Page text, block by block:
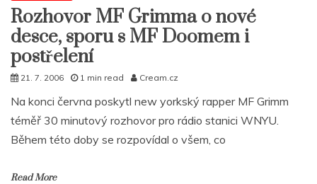
Zho
méně
než
ale
jsem
ani
Rozhovor MF Grimma o nové
desce, sporu s MF Doomem i
postřelení
21. 7. 2006 1 min read Cream.cz
Na konci června poskytl new yorkský rapper MF Grimm
téměř 30 minutový rozhovor pro rádio stanici WNYU.
Během této doby se rozpovídal o všem, co
Read More